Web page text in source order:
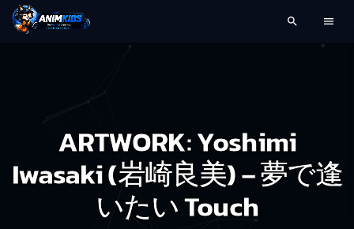
search menu
ARTWORK: Yoshimi
Iwasaki (岩崎良美) – 夢で逢
いたい Touch